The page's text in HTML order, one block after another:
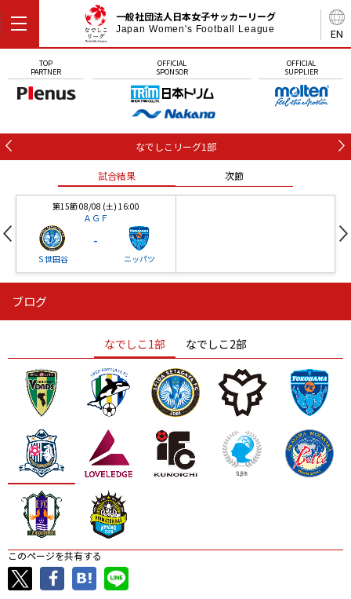
EN
一般社団法人日本女子サッカーリーグ
Japan Women's Football League
TOP
PARTNER
OFFICIAL
SPONSOR
OFFICIAL
SUPPLIER
なでしこリーグ1部
試合結果 次節
第15節 08/08 (土) 16:00
ＡＧＦ
Ｓ世田谷
-
ニッパツ
ニッパツ
ニッパツ 名古屋
石人の星
静岡 愛媛Ｌ
ブログ
なでしこ1部 なでしこ2部
このページを共有する